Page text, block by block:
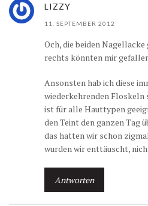
LIZZY
11. SEPTEMBER 2012
Och, die beiden
rechts könnten mir
Ansonsten hab ich diese
wiederkehrenden Floskeln
ist für alle Hauttypen
den Teint den ganzen Tag
das hatten wir schon
wurden wir enttäuscht,
Antworten